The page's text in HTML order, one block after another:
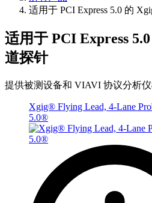
适用于 PCI Express 5.0 的
适用于 PCI Express
道探针
提供被测设备和 VIAVI 协议分析
Xgig® Flying Lead, 4-Lane
5.0®